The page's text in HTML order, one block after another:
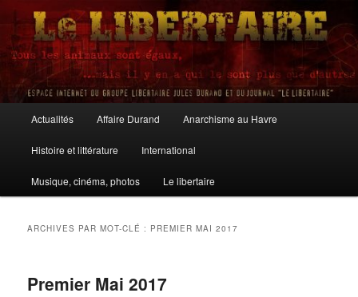
Aller
contenu
principal
Aller
contenu
secondaire
Le Libertaire
principal
Actualités Affaire Durand Anarchisme au Havre
Histoire et littérature International
Musique, cinéma, photos Le libertaire
ARCHIVES PAR MOT-CLÉ : PREMIER MAI 2017
Premier Mai 2017